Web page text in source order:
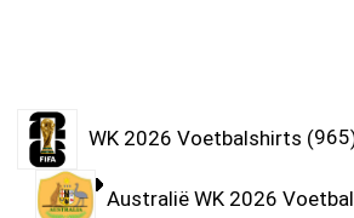
WK 2026 Voetbalshirts 965
Australië WK 2026